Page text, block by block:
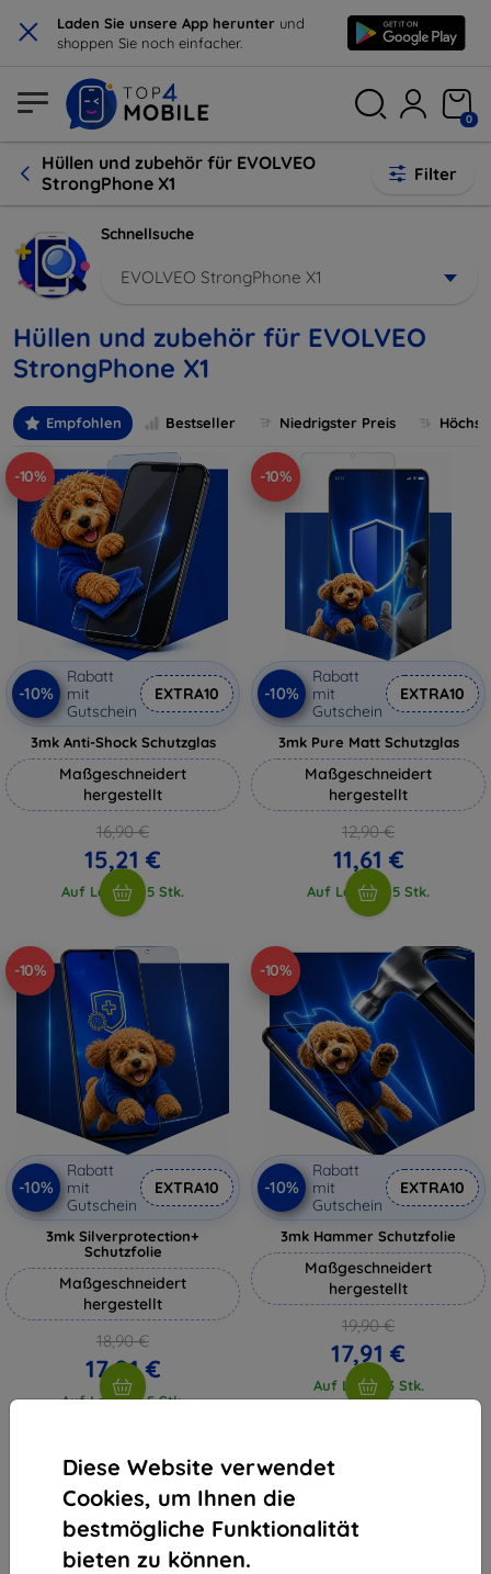
× Laden Sie unsere App herunter und
shoppen Sie noch einfacher.
Diese Website verwendet
Cookies, um Ihnen die
bestmögliche Funktionalität
bieten zu können.
0
Hüllen und zubehör für EVOLVEO
StrongPhone X1
Filter
Schnellsuche
EVOLVEO StrongPhone X1
Hüllen und zubehör für EVOLVEO
StrongPhone X1
Empfohlen Bestseller Niedrigster Preis
-10%
-10%
Rabatt
mit
Gutschein
EXTRA10
3mk Anti-Shock Schutzglas
Maßgeschneidert
hergestellt
16,90 €
15,21 €
Auf Lager > 5 Stk.
-10%
-10%
Rabatt
mit
Gutschein
EXTRA10
3mk Pure Matt Schutzglas
Maßgeschneidert
hergestellt
12,90 €
11,61 €
Auf Lager > 5 Stk.
-10%
-10%
Rabatt
mit
Gutschein
EXTRA10
3mk Silverprotection+
Schutzfolie
Maßgeschneidert
hergestellt
18,90 €
17,01 €
Auf Lager > 5 Stk.
-10%
-10%
Rabatt
mit
Gutschein
EXTRA10
3mk Hammer Schutzfolie
Maßgeschneidert
hergestellt
19,90 €
17,91 €
Auf Lager 3 Stk.
vom ganzen